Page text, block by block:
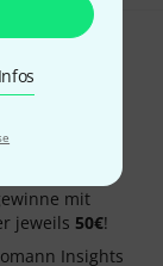
mit
jeweils 50€!
Insights